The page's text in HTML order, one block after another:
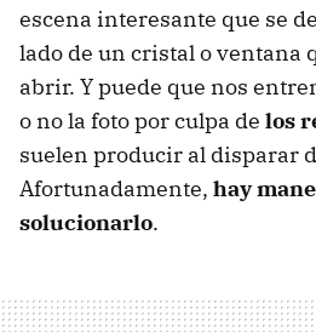
escena interesante que se
lado de un cristal o ventana
abrir. Y puede que nos
o no la foto por culpa de los
suelen producir al disparar
Afortunadamente, hay
solucionarlo.